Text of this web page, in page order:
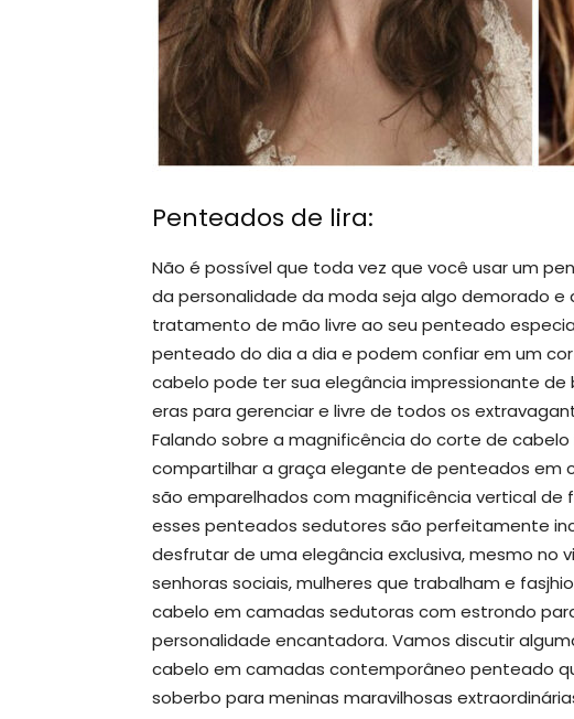
Penteados de lira:
Não é possível que toda vez que você usar um
da personalidade da moda seja algo demorado e
tratamento de mão livre ao seu penteado
penteado do dia a dia e podem confiar em um
cabelo pode ter sua elegância impressionante
eras para gerenciar e livre de todos os
Falando sobre a magnificência do corte de
compartilhar a graça elegante de penteados em
são emparelhados com magnificência vertical de
esses penteados sedutores são perfeitamente
desfrutar de uma elegância exclusiva, mesmo no
senhoras sociais, mulheres que trabalham e
cabelo em camadas sedutoras com estrondo
personalidade encantadora. Vamos discutir
cabelo em camadas contemporâneo penteado
soberbo para meninas maravilhosas